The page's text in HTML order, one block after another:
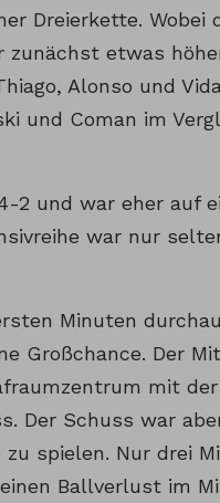
Dreierkette. Wobei
etwas
Alonso und
und Coman im
2 und war eher auf
war nur
Minuten
Großchance. Der
mit
Der Schuss war
spielen. Nur drei
Ballverlust im